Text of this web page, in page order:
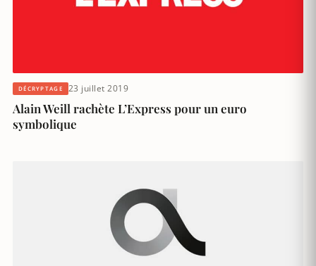
DÉCRYPTAGE 23 juillet 2019
Alain Weill rachète L’Express pour un euro
symbolique